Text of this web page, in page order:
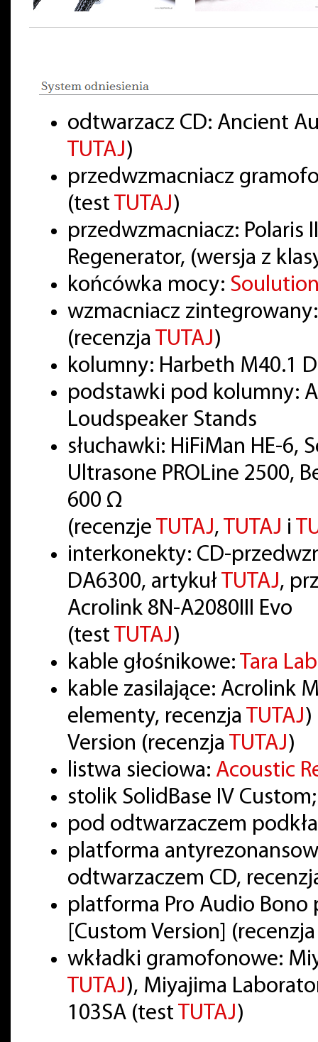
odtwarzacz CD: Ancient
TUTAJ)
przedwzmacniacz
(test TUTAJ)
przedwzmacniacz: Polaris
Regenerator, (wersja z
końcówka mocy:
wzmacniacz
(recenzja TUTAJ)
kolumny: Harbeth M40.1
podstawki pod kolumny:
Loudspeaker Stands
słuchawki: HiFiMan HE-6,
Ultrasone PROLine 2500,
600 Ω
(recenzje TUTAJ, TUTAJ i
interkonekty: CD-
DA6300, artykuł TUTAJ,
Acrolink 8N-A2080III Evo
(test TUTAJ)
kable głośnikowe: Tara
kable zasilające: Acrolink
elementy, recenzja TUTAJ
Version (recenzja TUTAJ)
listwa sieciowa: Acoustic
stolik SolidBase IV
pod odtwarzaczem
platforma
odtwarzaczem CD,
platforma Pro Audio Bono
[Custom Version]
wkładki gramofonowe:
TUTAJ), Miyajima
103SA (test TUTAJ)